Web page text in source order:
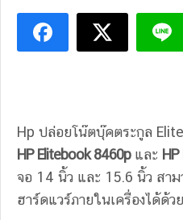
Hp ปล่อยโน๊ตบุ๊คตระกูล
HP Elitebook 8460pและ
จอ 14 นิ้ว และ 15.6 นิ้ว สา
ฮาร์ดแวร์ภายในเครื่องได้ด้